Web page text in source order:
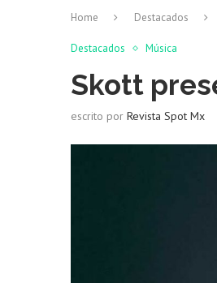
Home Destacados
Destacados Música
Skott
escrito por Revista Spot Mx